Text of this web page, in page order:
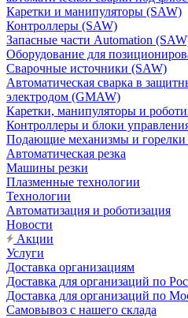
Каретки и манипуляторы (SAW)
Контроллеры (SAW)
Запасные части Automation
Оборудование для
Сварочные источники (SAW)
Автоматическая сварка в
электродом (GMAW)
Каретки, манипуляторы и
Контроллеры и блоки
Подающие механизмы и
Автоматическая резка
Машины резки
Плазменные технологии
Технологии
Автоматизация и роботизация
Новости
Акции
Услуги
Доставка организациям
Доставка для организаций по
Доставка для организаций по
Самовывоз с нашего склада